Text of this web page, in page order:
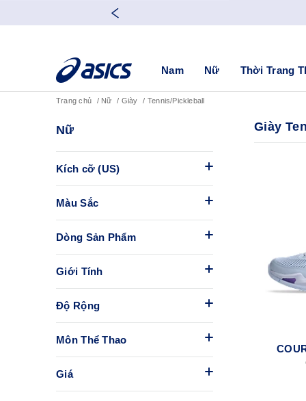
Nam Nữ Thời Trang
Trang chủ Nữ Giày Tennis/Pickleball
Nữ
Kích cỡ (US)
Màu Sắc
Dòng Sản Phẩm
Giới Tính
Độ Rộng
Môn Thể Thao
Giá
Giày